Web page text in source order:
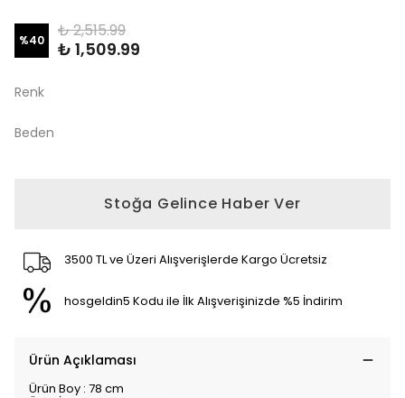
%40 ₺ 2,515.99
₺ 1,509.99
Renk
Beden
Stoğa Gelince Haber Ver
3500 TL ve Üzeri Alışverişlerde Kargo Ücretsiz
hosgeldin5 Kodu ile İlk Alışverişinizde %5 İndirim
Ürün Açıklaması
Ürün Boy : 78 cm